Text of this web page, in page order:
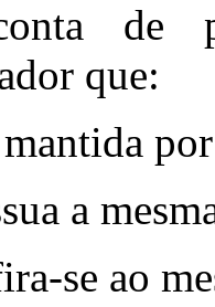
de
que:
a
se ao